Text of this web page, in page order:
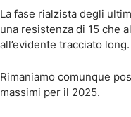
La fase rialzista degli
una resistenza di 15 che
all’evidente tracciato long.
Rimaniamo comunque
massimi per il 2025.